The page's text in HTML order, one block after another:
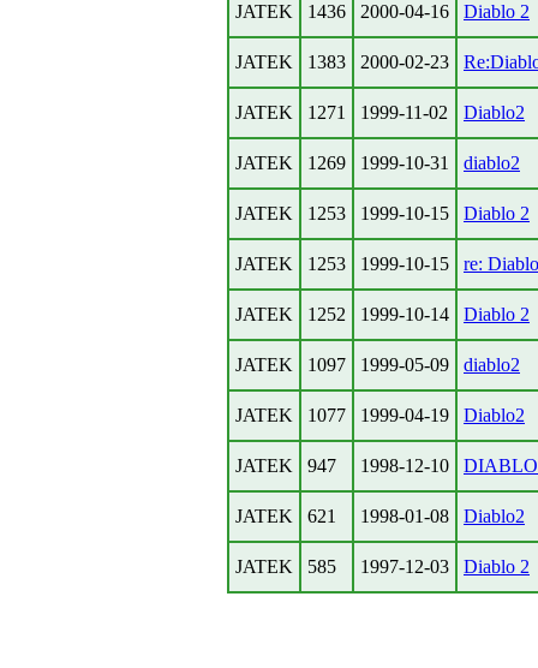
JATEK 1436 2000-04-16 Diablo 2
JATEK 1383 2000-02-23
JATEK 1271 1999-11-02 Diablo2
JATEK 1269 1999-10-31 diablo2
JATEK 1253 1999-10-15 Diablo 2
JATEK 1253 1999-10-15 re:
JATEK 1252 1999-10-14 Diablo 2
JATEK 1097 1999-05-09 diablo2
JATEK 1077 1999-04-19 Diablo2
JATEK 947 1998-12-10
JATEK 621 1998-01-08 Diablo2
JATEK 585 1997-12-03 Diablo 2